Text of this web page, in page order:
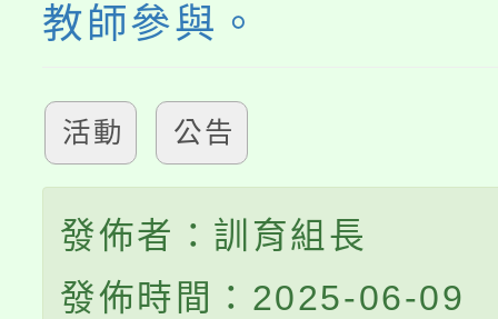
教師參與。
活動 公告
發佈者：訓育組長
發佈時間：2025-06-09